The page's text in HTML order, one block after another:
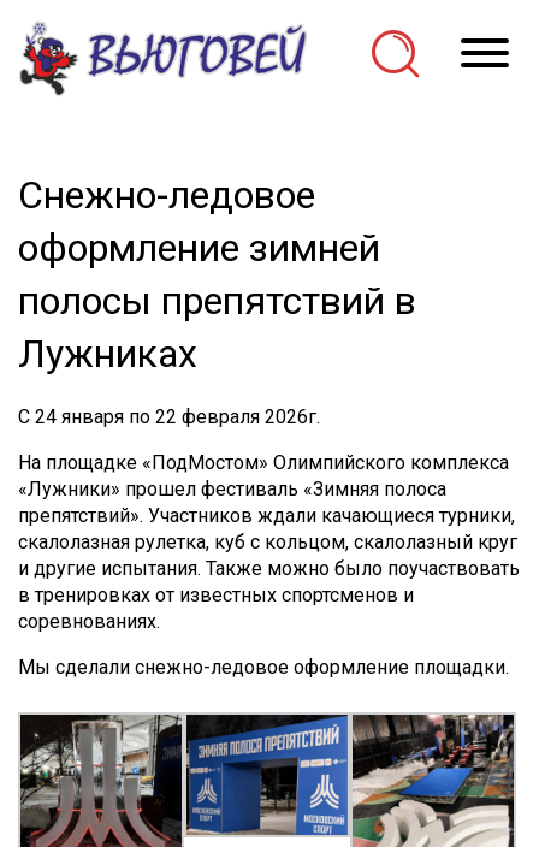
Снежно-ледовое
оформление зимней
полосы препятствий в
Лужниках
С 24 января по 22 февраля 2026г.
На площадке «ПодМостом» Олимпийского комплекса
«Лужники» прошел фестиваль «Зимняя полоса
препятствий». Участников ждали качающиеся турники,
скалолазная рулетка, куб с кольцом, скалолазный круг
и другие испытания. Также можно было поучаствовать
в тренировках от известных спортсменов и
соревнованиях.
Мы сделали снежно-ледовое оформление площадки.